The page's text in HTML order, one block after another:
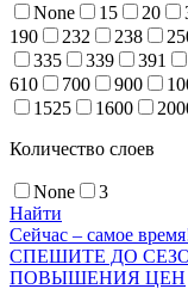
None 15 20
190
232 238
335
339 391
610
700 900
1525
1600
Количество слоев
None
3
Найти
Сейчас – самое
СПЕШИТЕ ДО
ПОВЫШЕНИЯ ЦЕН